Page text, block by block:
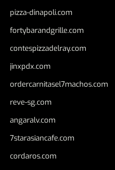
pizza-dinapoli.com
fortybarandgrille.com
contespizzadelray.com
jinxpdx.com
ordercarnitasel7machos.com
reve-sg.com
angaralv.com
7starasiancafe.com
cordaros.com